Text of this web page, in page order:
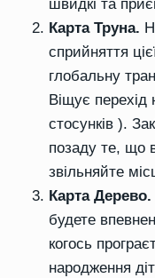
швидкі та
Карта Труна.
сприйняття
глобальну
Віщує перехід
стосунків ).
позаду те, що
звільняйте
Карта Дерево.
будете
когось
народження